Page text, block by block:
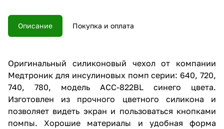
пользоваться кнопками помпы.
Описание Покупка и оплата
Оригинальный силиконовый чехол от компании
Медтроник для инсулиновых помп серии: 640, 720,
740, 780, модель ACC-822BL синего цвета.
Изготовлен из прочного цветного силикона и
позволяет видеть экран и пользоваться кнопками
помпы. Хорошие материалы и удобная форма